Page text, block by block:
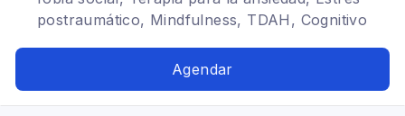
postraumático, Mindfulness, TDAH, Cognitivo
Trastornos alimenticios TCA, Arteterapia,
personalidad
Agendar